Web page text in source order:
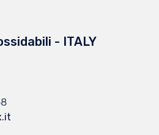
- ITALY